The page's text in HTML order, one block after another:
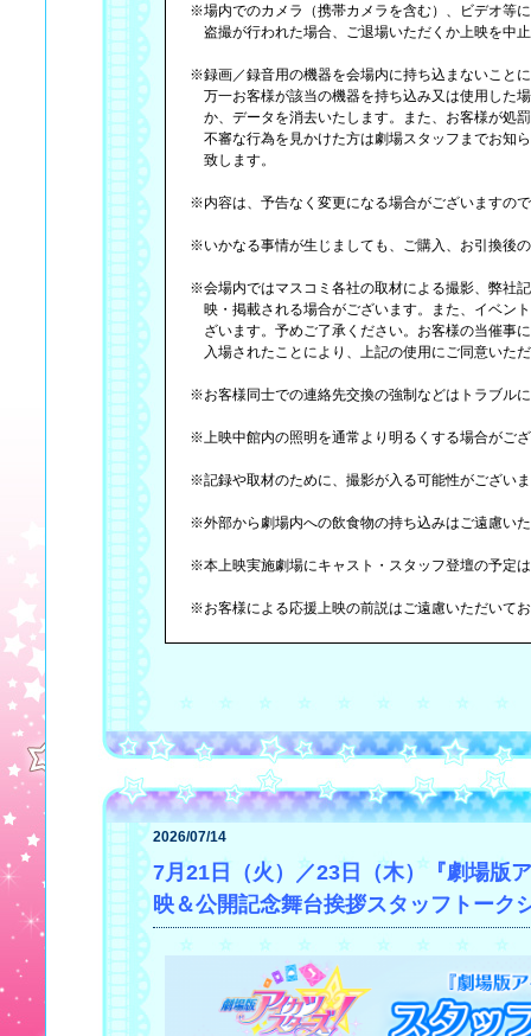
※場内でのカメラ（携帯カメラを含む）、ビデオ等
盗撮が行われた場合、ご退場いただくか上映を中
※録画／録音用の機器を会場内に持ち込まないこと
万一お客様が該当の機器を持ち込み又は使用した
か、データを消去いたします。また、お客様が処
不審な行為を見かけた方は劇場スタッフまでお知
致します。
※内容は、予告なく変更になる場合がございますの
※いかなる事情が生じましても、ご購入、お引換後
※会場内ではマスコミ各社の取材による撮影、弊社
映・掲載される場合がございます。また、イベン
ざいます。予めご了承ください。お客様の当催事
入場されたことにより、上記の使用にご同意いた
※お客様同士での連絡先交換の強制などはトラブル
※上映中館内の照明を通常より明るくする場合がご
※記録や取材のために、撮影が入る可能性がござい
※外部から劇場内への飲食物の持ち込みはご遠慮い
※本上映実施劇場にキャスト・スタッフ登壇の予定
※お客様による応援上映の前説はご遠慮いただいて
2026/07/14
7月21日（火）／23日（木）『劇場版
映＆公開記念舞台挨拶スタッフトーク